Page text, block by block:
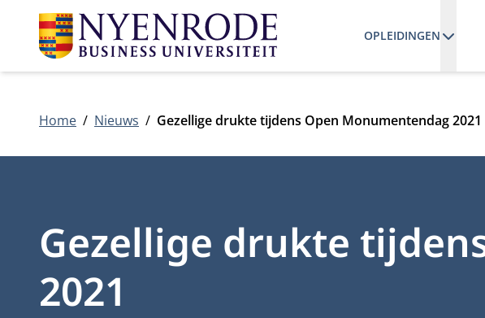
OPLEIDINGEN
Home Nieuws Gezellige drukte tijdens Open Monumentendag 2021
Gezellige drukte
2021